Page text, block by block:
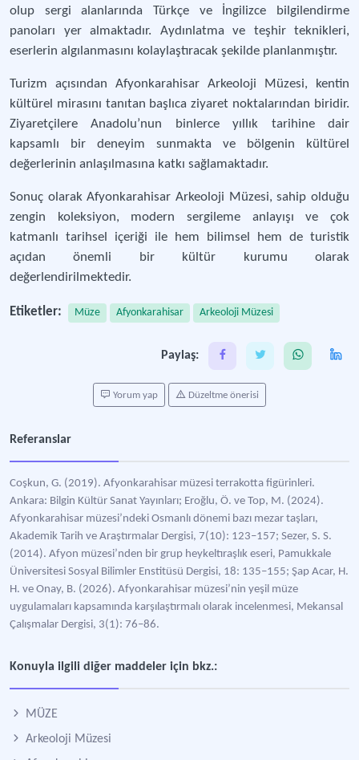
olup sergi alanlarında Türkçe ve İngilizce bilgilendirme
panoları yer almaktadır. Aydınlatma ve teşhir teknikleri,
eserlerin algılanmasını kolaylaştıracak şekilde planlanmıştır.
Turizm açısından Afyonkarahisar Arkeoloji Müzesi, kentin
kültürel mirasını tanıtan başlıca ziyaret noktalarından biridir.
Ziyaretçilere Anadolu’nun binlerce yıllık tarihine dair
kapsamlı bir deneyim sunmakta ve bölgenin kültürel
değerlerinin anlaşılmasına katkı sağlamaktadır.
Sonuç olarak Afyonkarahisar Arkeoloji Müzesi, sahip olduğu
zengin koleksiyon, modern sergileme anlayışı ve çok
katmanlı tarihsel içeriği ile hem bilimsel hem de turistik
açıdan önemli bir kültür kurumu olarak
değerlendirilmektedir.
Etiketler: Müze Afyonkarahisar Arkeoloji Müzesi
Paylaş:
Yorum yap Düzeltme önerisi
Referanslar
Coşkun, G. (2019). Afyonkarahisar müzesi terrakotta figürinleri.
Ankara: Bilgin Kültür Sanat Yayınları; Eroğlu, Ö. ve Top, M. (2024).
Afyonkarahisar müzesi’ndeki Osmanlı dönemi bazı mezar taşları,
Akademik Tarih ve Araştırmalar Dergisi, 7(10): 123–157; Sezer, S. S.
(2014). Afyon müzesi’nden bir grup heykeltıraşlık eseri, Pamukkale
Üniversitesi Sosyal Bilimler Enstitüsü Dergisi, 18: 135–155; Şap Acar, H.
H. ve Onay, B. (2026). Afyonkarahisar müzesi’nin yeşil müze
uygulamaları kapsamında karşılaştırmalı olarak incelenmesi, Mekansal
Çalışmalar Dergisi, 3(1): 76–86.
Konuyla ilgili diğer maddeler için bkz.:
MÜZE
Arkeoloji Müzesi